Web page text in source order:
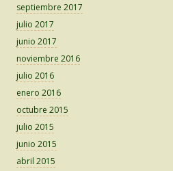
septiembre 2017
julio 2017
junio 2017
noviembre 2016
julio 2016
enero 2016
octubre 2015
julio 2015
junio 2015
abril 2015